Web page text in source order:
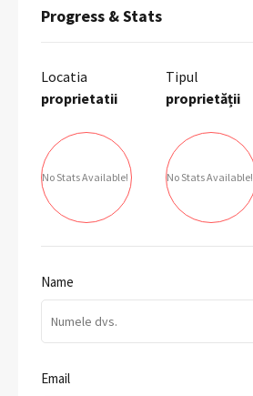
Progress & Stats
Locatia
proprietatii
No Stats Available!
Tipul
proprietății
No Stats Available!
Name
Email